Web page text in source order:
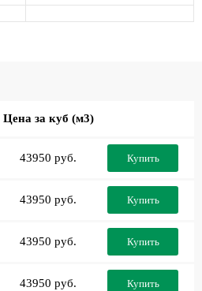
Цена за куб (м3)
43950 руб. Купить
43950 руб. Купить
43950 руб. Купить
43950 руб. Купить